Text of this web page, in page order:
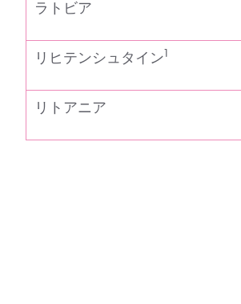
ラトビア
リヒテンシュタイン
リトアニア